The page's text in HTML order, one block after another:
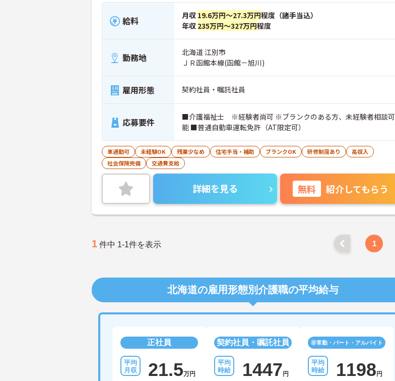
給料 月収 19.6万円～27.3万円程度（諸手当込）
年収 235万円～327万円程度
勤務地
北海道 江別市
ＪＲ函館本線(函館－旭川)
雇用形態 契約社員・嘱託社員
応募要件
■介護福祉士 ※経験者尚可 ※ブランクのある方、未経験者相談可
能 ■普通自動車運転免許（AT限定可）
車通勤可 未経験OK 残業少なめ 住宅手当・補助 ブランクOK 研修制度あり
高収入
社会保険完備
交通費支給
詳細を見る 無料 紹介してもらう
1 件中 1-1件を表示 1
北海道の雇用形態別介護職の平均給与
正社員
21.5万円
契約社員・嘱託社員
1447 円
非常勤・パート・アルバイト
1198 円